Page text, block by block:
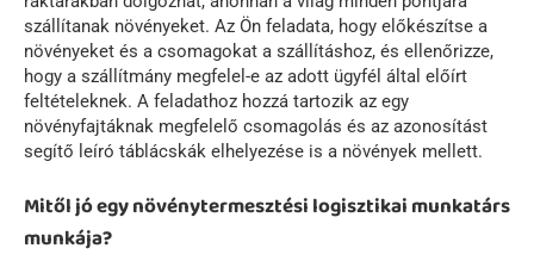
szállítanak növényeket. Az Ön feladata, hogy előkészítse a
növényeket és a csomagokat a szállításhoz, és ellenőrizze,
hogy a szállítmány megfelel-e az adott ügyfél által előírt
feltételeknek. A feladathoz hozzá tartozik az egy
növényfajtáknak megfelelő csomagolás és az azonosítást
segítő leíró táblácskák elhelyezése is a növények mellett.
Mitől jó egy növénytermesztési logisztikai munkatárs
munkája?